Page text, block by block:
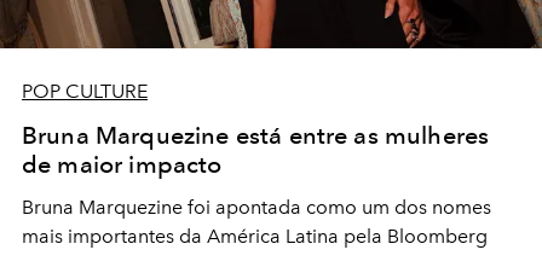
POP CULTURE
Bruna Marquezine está entre as mulheres
de maior impacto
Bruna Marquezine foi apontada como um dos nomes
mais importantes da América Latina pela Bloomberg